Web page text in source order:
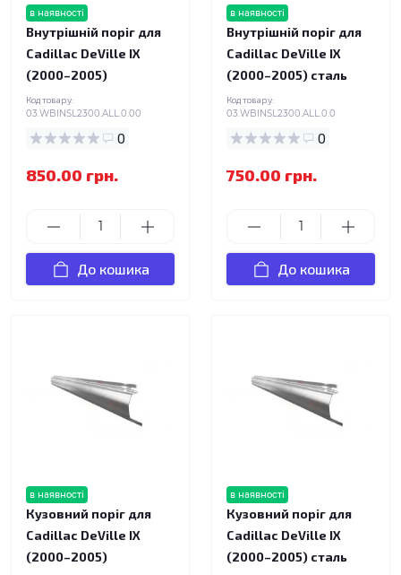
в наявності
Внутрішній поріг для
Cadillac DeVille IX
(2000–2005)
Код товару:
03.WBINSL2300.ALL.0.00
0
850.00 грн.
До кошика
в наявності
Внутрішній поріг для
Cadillac DeVille IX
(2000–2005) сталь
Код товару:
03.WBINSL2300.ALL.0.0
0
750.00 грн.
До кошика
в наявності
Кузовний поріг для
Cadillac DeVille IX
(2000–2005)
в наявності
Кузовний поріг для
Cadillac DeVille IX
(2000–2005) сталь